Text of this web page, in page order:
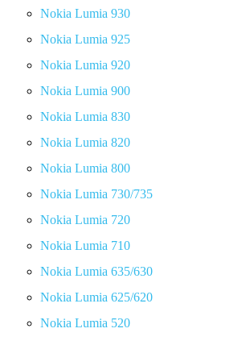
Nokia Lumia 930
Nokia Lumia 925
Nokia Lumia 920
Nokia Lumia 900
Nokia Lumia 830
Nokia Lumia 820
Nokia Lumia 800
Nokia Lumia 730/735
Nokia Lumia 720
Nokia Lumia 710
Nokia Lumia 635/630
Nokia Lumia 625/620
Nokia Lumia 520